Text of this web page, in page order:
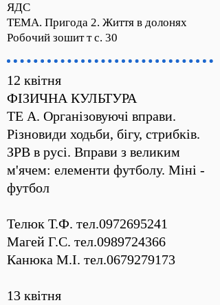
ЯДС
ТЕМА. Пригода 2. Життя в долонях
Робочий зошит т с. 30
12 квітня
ФІЗИЧНА КУЛЬТУРА
ТЕ А. Організовуючі вправи.
Різновиди ходьби, бігу, стрибків.
ЗРВ в русі. Вправи з великим
м'ячем: елементи футболу. Міні -
футбол
Телюк Т.Ф. тел.0972695241
Магей Г.С. тел.0989724366
Канюка М.І. тел.0679279173
13 квітня